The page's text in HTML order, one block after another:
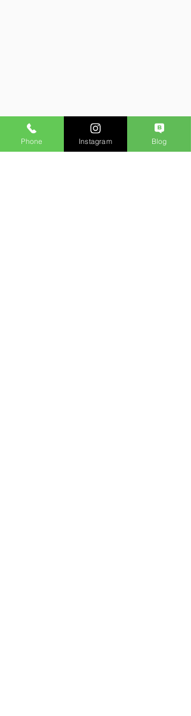
Phone Instagram Blog